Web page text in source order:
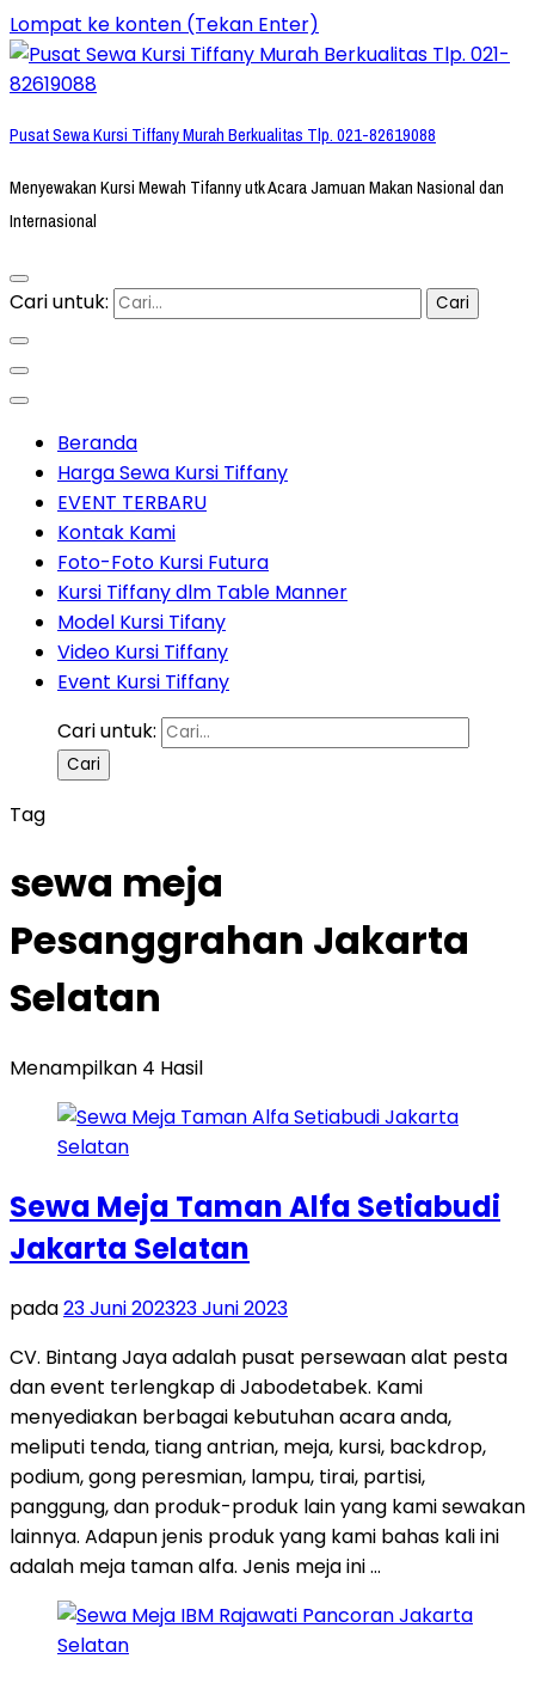
Lompat ke konten (Tekan Enter)
Pusat Sewa Kursi Tiffany Murah Berkualitas Tlp. 021-82619088
Menyewakan Kursi Mewah Tifanny utk Acara Jamuan Makan Nasional dan
Internasional
Cari untuk:
Beranda
Harga Sewa Kursi Tiffany
EVENT TERBARU
Kontak Kami
Foto-Foto Kursi Futura
Kursi Tiffany dlm Table Manner
Model Kursi Tifany
Video Kursi Tiffany
Event Kursi Tiffany
Cari untuk:
Tag
sewa meja
Pesanggrahan Jakarta
Selatan
Menampilkan 4 Hasil
Sewa Meja Taman Alfa Setiabudi
Jakarta Selatan
pada23 Juni 202323 Juni 2023
CV. Bintang Jaya adalah pusat persewaan alat pesta
dan event terlengkap di Jabodetabek. Kami
menyediakan berbagai kebutuhan acara anda,
meliputi tenda, tiang antrian, meja, kursi, backdrop,
podium, gong peresmian, lampu, tirai, partisi,
panggung, dan produk-produk lain yang kami sewakan
lainnya. Adapun jenis produk yang kami bahas kali ini
adalah meja taman alfa. Jenis meja ini …